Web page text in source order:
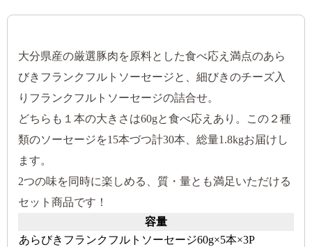
大分県産の厳選豚肉を原料とした食べ応え満点のあら
びきフランクフルトソーセージと、細びきのチーズ入
りフランクフルトソーセージの詰合せ。
どちらも１本の大きさは60gと食べ応えあり。この２種
類のソーセージを15本づつ計30本、総量1.8kgお届けし
ます。
2つの味を同時に楽しめる、質・量とも満足いただける
セット商品です！
容量
あらびきフランクフルトソーセージ60g×5本×3P